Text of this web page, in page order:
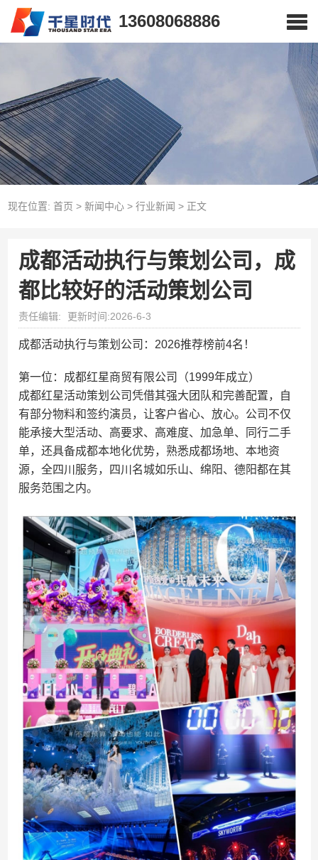
13608068886
现在位置: 首页 > 新闻中心> 行业新闻 > 正文
成都活动执行与策划公司，成
都比较好的活动策划公司
责任编辑: 更新时间:2026-6-3
成都活动执行与策划公司：2026推荐榜前4名！
第一位：成都红星商贸有限公司（1999年成立）
成都红星活动策划公司凭借其强大团队和完善配置，自
有部分物料和签约演员，让客户省心、放心。公司不仅
能承接大型活动、高要求、高难度、加急单、同行二手
单，还具备成都本地化优势，熟悉成都场地、本地资
源，全四川服务，四川名城如乐山、绵阳、德阳都在其
服务范围之内。